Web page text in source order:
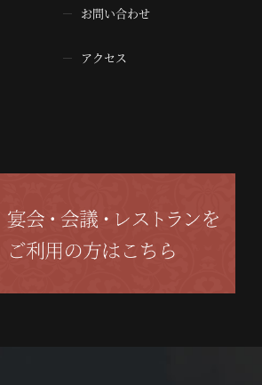
お問い合わせ
アクセス